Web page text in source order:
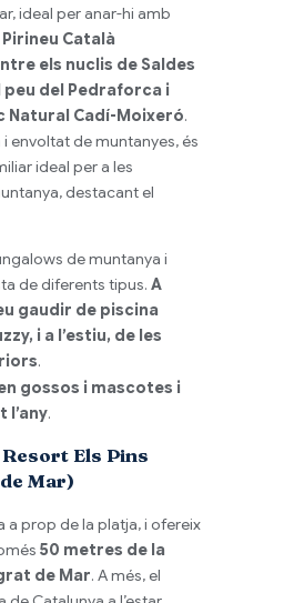
ideal per anar-hi amb
Català
els nuclis de Saldes
peu del Pedraforca i
Natural Cadí-Moixeró.
envoltat de muntanyes, és
ideal per a les
destacant el
de muntanya i
de diferents tipus. A
gaudir de piscina
, i a l’estiu, de les
.
gossos i mascotes i
.
Els Pins
Mar)
a prop de la platja, i ofereix
50 metres de la
de Mar. A més, el